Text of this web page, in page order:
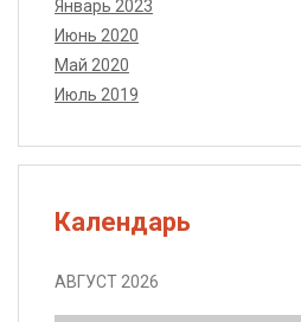
Январь 2023
Июнь 2020
Май 2020
Июль 2019
Календарь
АВГУСТ 2026